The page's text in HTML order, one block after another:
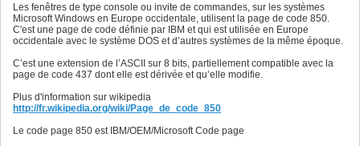
Les fenêtres de type console ou invite de commandes, sur les systèmes
Microsoft Windows en Europe occidentale, utilisent la page de code 850.
C'est une page de code définie par IBM et qui est utilisée en Europe
occidentale avec le système DOS et d’autres systèmes de la même époque.
C’est une extension de l’ASCII sur 8 bits, partiellement compatible avec la
page de code 437 dont elle est dérivée et qu’elle modifie.
Plus d'information sur wikipedia
http://fr.wikipedia.org/wiki/Page_de_code_850
Le code page 850 est IBM/OEM/Microsoft Code page